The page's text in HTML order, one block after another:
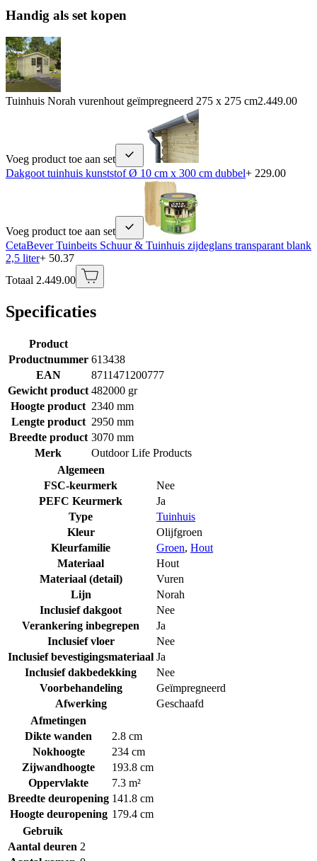
Handig als set kopen
Tuinhuis Norah vurenhout geïmpregneerd 275 x 275 cm2.449.00
Voeg product toe aan set
Dakgoot tuinhuis kunststof Ø 10 cm x 300 cm dubbel+ 229.00
Voeg product toe aan set
CetaBever Tuinbeits Schuur & Tuinhuis zijdeglans transparant blank
2,5 liter+ 50.37
Totaal 2.449.00
Specificaties
Product
Productnummer 613438
EAN
8711471200777
Gewicht product 482000 gr
Hoogte product 2340 mm
Lengte product 2950 mm
Breedte product 3070 mm
Merk
Outdoor Life Products
Algemeen
FSC-keurmerk
Nee
PEFC Keurmerk
Ja
Type
Tuinhuis
Kleur
Olijfgroen
Kleurfamilie
Groen, Hout
Materiaal
Hout
Materiaal (detail)
Vuren
Lijn
Norah
Inclusief dakgoot
Nee
Verankering inbegrepen
Ja
Inclusief vloer
Nee
Inclusief bevestigingsmateriaal Ja
Inclusief dakbedekking
Nee
Voorbehandeling
Geïmpregneerd
Afwerking
Geschaafd
Afmetingen
Dikte wanden
2.8 cm
Nokhoogte
234 cm
Zijwandhoogte
193.8 cm
Oppervlakte
7.3 m²
Breedte deuropening 141.8 cm
Hoogte deuropening 179.4 cm
Gebruik
Aantal deuren 2